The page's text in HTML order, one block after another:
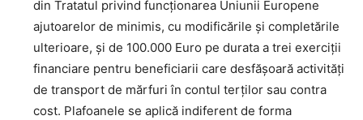
din Tratatul privind funcționarea Uniunii Europene
ajutoarelor de minimis, cu modificările și completările
ulterioare, și de 100.000 Euro pe durata a trei exerciții
financiare pentru beneficiarii care desfășoară activități
de transport de mărfuri în contul terților sau contra
cost. Plafoanele se aplică indiferent de forma